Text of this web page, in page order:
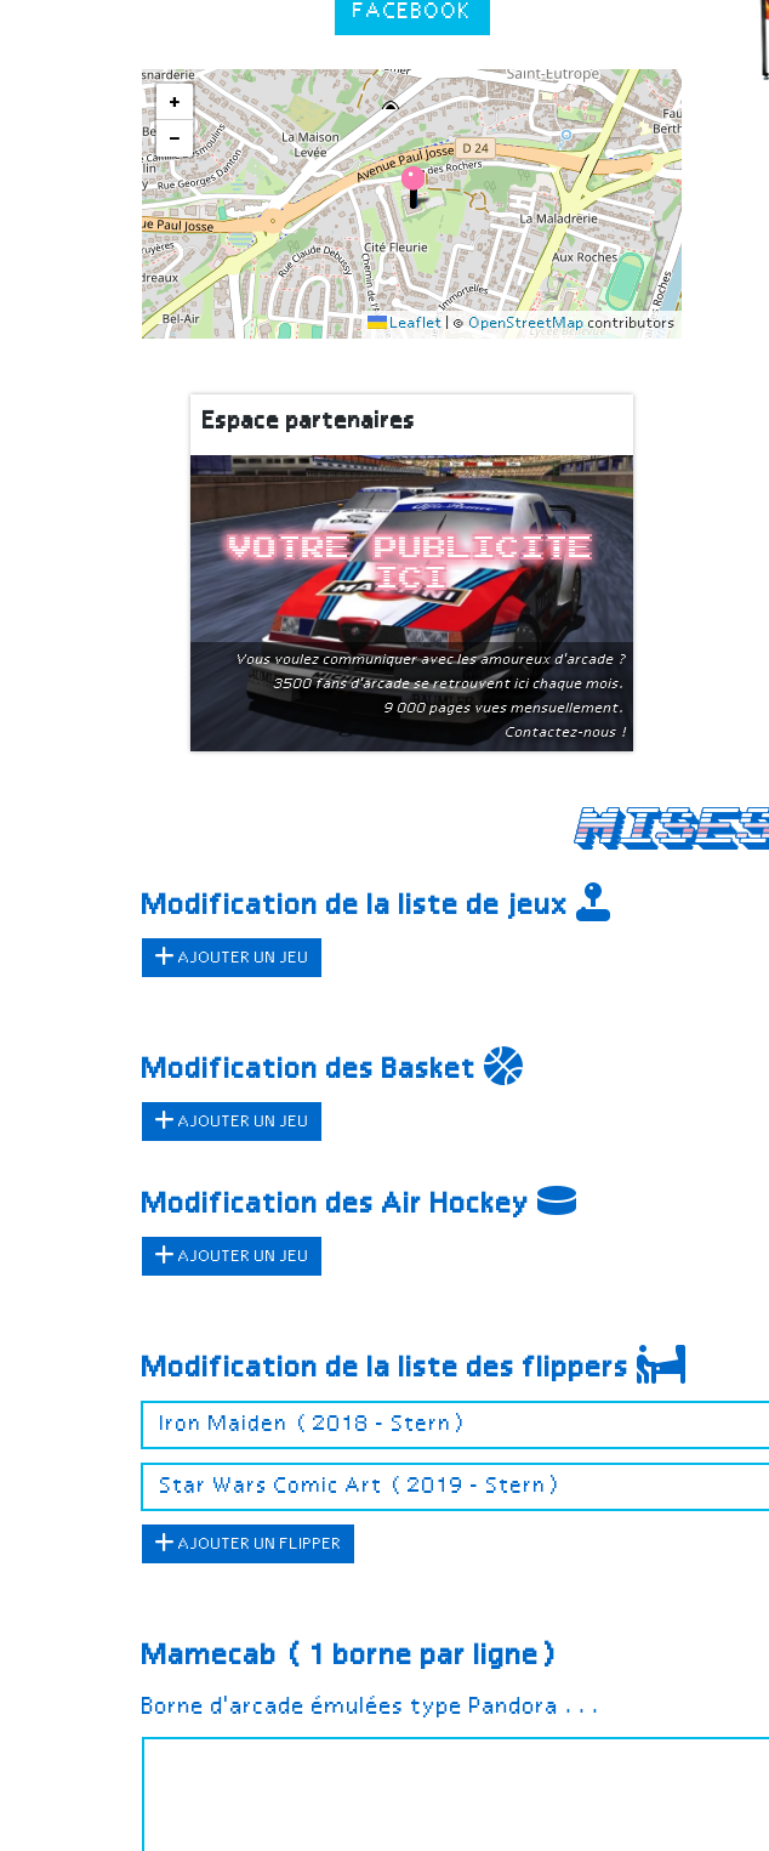
FACEBOOK
+
−
Leaflet © OpenStreetMap contributors
Espace partenaires
Votre publicite
ici
Vous voulez communiquer avec les amoureux d'arcade ?
3500 fans d'arcade se retrouvent ici chaque mois.
9 000 pages vues mensuellement.
Contactez-nous !
Modification de la liste de jeux
AJOUTER UN JEU
Modification des Basket
AJOUTER UN JEU
Modification des Air Hockey
AJOUTER UN JEU
Modification de la liste des flippers
AJOUTER UN FLIPPER
Mamecab (1 borne par ligne)
Borne d'arcade émulées type Pandora ...